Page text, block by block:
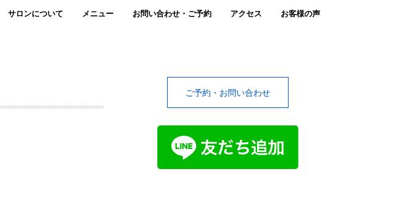
サロンについて メニュー お問い合わせ・ご予約 アクセス お客様の声
ご予約・お問い合わせ